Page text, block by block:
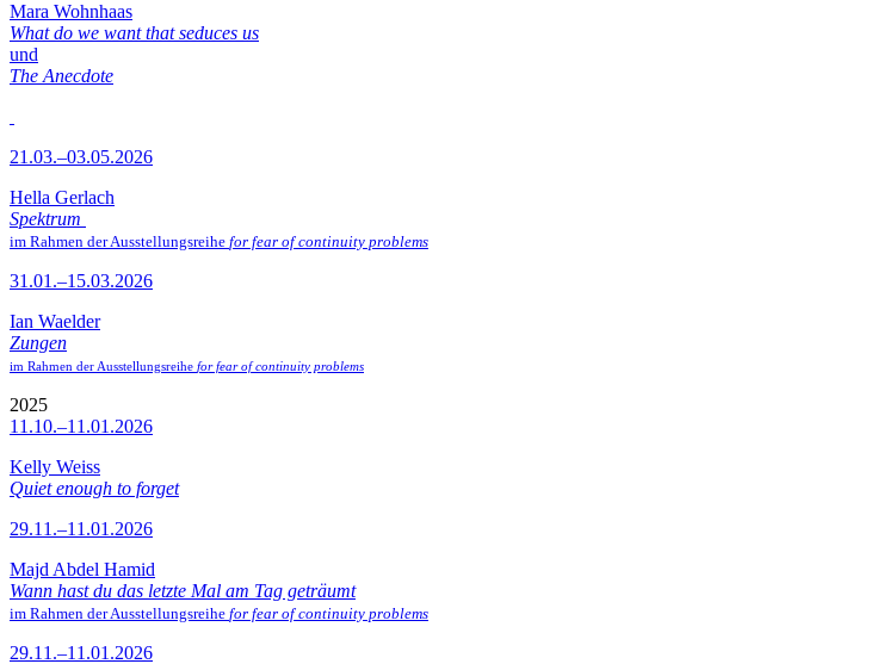
Mara Wohnhaas
What do we want that seduces us
und
The Anecdote
21.03.–03.05.2026
Hella Gerlach
Spektrum
im Rahmen der Ausstellungsreihe for fear of continuity problems
31.01.–15.03.2026
Ian Waelder
Zungen
im Rahmen der Ausstellungsreihe for fear of continuity problems
2025
11.10.–11.01.2026
Kelly Weiss
Quiet enough to forget
29.11.–11.01.2026
Majd Abdel Hamid
Wann hast du das letzte Mal am Tag geträumt
im Rahmen der Ausstellungsreihe for fear of continuity problems
29.11.–11.01.2026